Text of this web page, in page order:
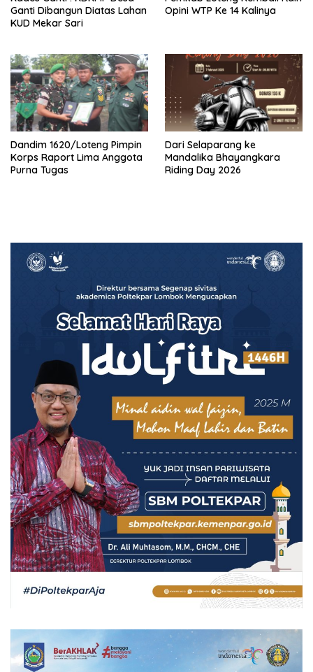
Ganti Dibangun Diatas Lahan
KUD Mekar Sari
Opini WTP Ke 14 Kalinya
Dandim 1620/Loteng Pimpin
Korps Raport Lima Anggota
Purna Tugas
‎Dari Selaparang ke
Mandalika Bhayangkara
Riding Day 2026